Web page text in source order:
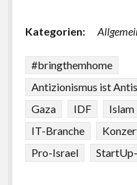
Kategorien:
#bringthemhome
Antizionismus ist
Gaza
IDF Islam
IT-Branche
Pro-Israel